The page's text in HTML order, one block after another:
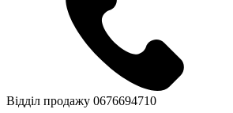
Відділ продажу 0676694710